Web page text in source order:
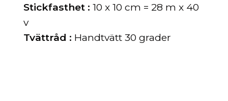
Stickfasthet : 10 x 10 cm = 28 m x 40
v
Tvättråd : Handtvätt 30 grader